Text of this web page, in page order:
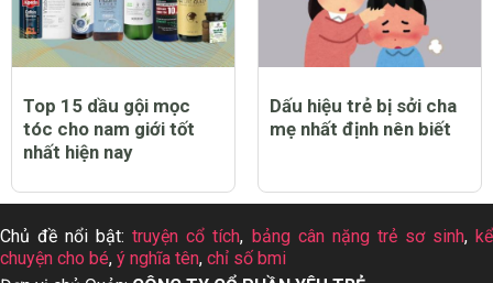
Top 15 dầu gội mọc
tóc cho nam giới tốt
nhất hiện nay
Dấu hiệu trẻ bị sởi cha
mẹ nhất định nên biết
Chủ đề nổi bật:truyện cổ tích, bảng cân nặng trẻ sơ sinh,kể
chuyện cho bé, ý nghĩa tên, chỉ số bmi